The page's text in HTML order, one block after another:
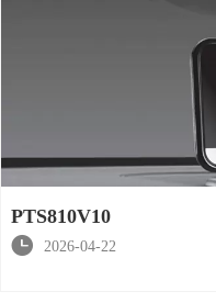
PTS810V10

2026-04-22